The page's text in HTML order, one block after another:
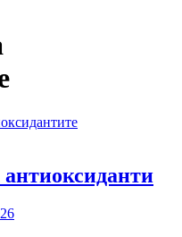
антиоксиданти